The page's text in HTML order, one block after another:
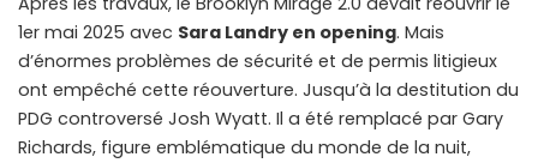
1er mai 2025 avec Sara Landry en opening. Mais
d’énormes problèmes de sécurité et de permis litigieux
ont empêché cette réouverture. Jusqu’à la destitution du
PDG controversé Josh Wyatt. Il a été remplacé par Gary
Richards, figure emblématique du monde de la nuit,